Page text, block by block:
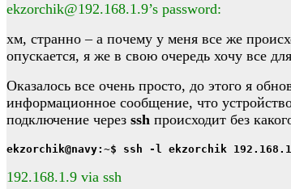
ekzorchik@192.168.1.9’s password:
хм, странно – а почему у меня все же
опускается, я же в свою очередь хочу все
Оказалось все очень просто, до этого я
информационное сообщение, что
подключение через ssh происходит без
ekzorchik@navy:~$ ssh -l ekzorchik
192.168.1.9 via ssh